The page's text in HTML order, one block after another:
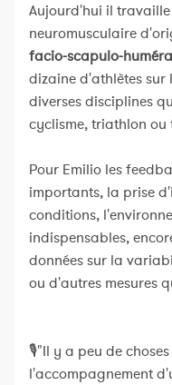
Aujourd'hui il
neuromusculaire
facio-scapulo-
dizaine d'athlètes sur
diverses disciplines
cyclisme, triathlon ou
Pour Emilio les
importants, la prise
conditions,
indispensables,
données sur la
ou d'autres mesures
🎙"Il y a peu de
l'accompagnement